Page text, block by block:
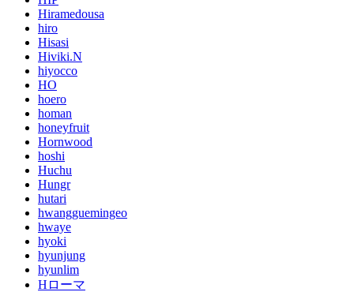
Hiramedousa
hiro
Hisasi
Hiviki.N
hiyocco
HO
hoero
homan
honeyfruit
Hornwood
hoshi
Huchu
Hungr
hutari
hwangguemingeo
hwaye
hyoki
hyunjung
hyunlim
Hローマ